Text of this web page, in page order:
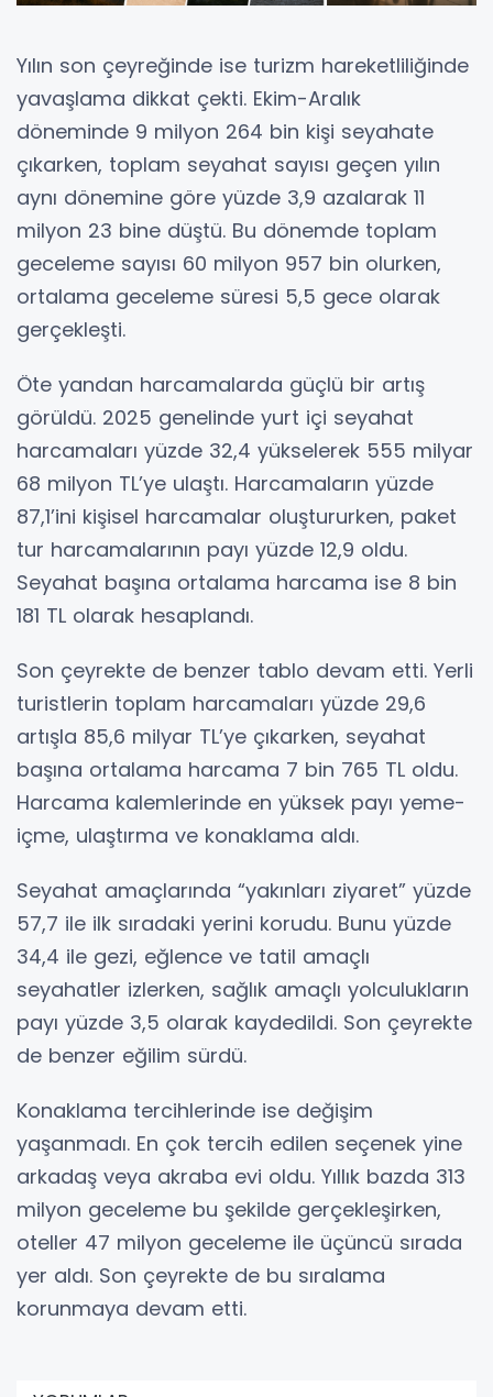
Yılın son çeyreğinde ise turizm hareketliliğinde
yavaşlama dikkat çekti. Ekim-Aralık
döneminde 9 milyon 264 bin kişi seyahate
çıkarken, toplam seyahat sayısı geçen yılın
aynı dönemine göre yüzde 3,9 azalarak 11
milyon 23 bine düştü. Bu dönemde toplam
geceleme sayısı 60 milyon 957 bin olurken,
ortalama geceleme süresi 5,5 gece olarak
gerçekleşti.
Öte yandan harcamalarda güçlü bir artış
görüldü. 2025 genelinde yurt içi seyahat
harcamaları yüzde 32,4 yükselerek 555 milyar
68 milyon TL’ye ulaştı. Harcamaların yüzde
87,1’ini kişisel harcamalar oluştururken, paket
tur harcamalarının payı yüzde 12,9 oldu.
Seyahat başına ortalama harcama ise 8 bin
181 TL olarak hesaplandı.
Son çeyrekte de benzer tablo devam etti. Yerli
turistlerin toplam harcamaları yüzde 29,6
artışla 85,6 milyar TL’ye çıkarken, seyahat
başına ortalama harcama 7 bin 765 TL oldu.
Harcama kalemlerinde en yüksek payı yeme-
içme, ulaştırma ve konaklama aldı.
Seyahat amaçlarında “yakınları ziyaret” yüzde
57,7 ile ilk sıradaki yerini korudu. Bunu yüzde
34,4 ile gezi, eğlence ve tatil amaçlı
seyahatler izlerken, sağlık amaçlı yolculukların
payı yüzde 3,5 olarak kaydedildi. Son çeyrekte
de benzer eğilim sürdü.
Konaklama tercihlerinde ise değişim
yaşanmadı. En çok tercih edilen seçenek yine
arkadaş veya akraba evi oldu. Yıllık bazda 313
milyon geceleme bu şekilde gerçekleşirken,
oteller 47 milyon geceleme ile üçüncü sırada
yer aldı. Son çeyrekte de bu sıralama
korunmaya devam etti.